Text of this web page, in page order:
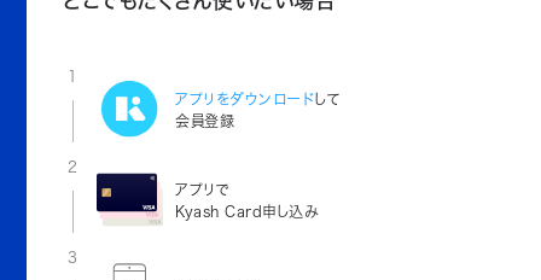
1
アプリをダウンロードして
会員登録
2
アプリで
Kyash Card申し込み
3